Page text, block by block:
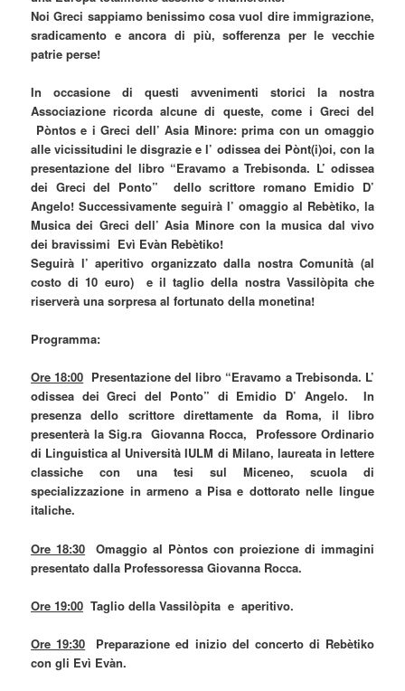
Noi Greci sappiamo benissimo cosa vuol dire immigrazione,
sradicamento e ancora di più, sofferenza per le vecchie
patrie perse!
In occasione di questi avvenimenti storici la nostra
Associazione ricorda alcune di queste, come i Greci del
Pòntos e i Greci dell’ Asia Minore: prima con un omaggio
alle vicissitudini le disgrazie e l’ odissea dei Pònt(i)oi, con la
presentazione del libro “Eravamo a Trebisonda. L’ odissea
dei Greci del Ponto” dello scrittore romano Emidio D’
Angelo! Successivamente seguirà l’ omaggio al Rebètiko, la
Musica dei Greci dell’ Asia Minore con la musica dal vivo
dei bravissimi Evì Evàn Rebètiko!
Seguirà l’ aperitivo organizzato dalla nostra Comunità (al
costo di 10 euro) e il taglio della nostra Vassilòpita che
riserverà una sorpresa al fortunato della monetina!
Programma:
Ore 18:00 Presentazione del libro “Eravamo a Trebisonda. L’
odissea dei Greci del Ponto” di Emidio D’ Angelo. In
presenza dello scrittore direttamente da Roma, il libro
presenterà la Sig.ra Giovanna Rocca, Professore Ordinario
di Linguistica al Università IULM di Milano, laureata in lettere
classiche con una tesi sul Miceneo, scuola di
specializzazione in armeno a Pisa e dottorato nelle lingue
italiche.
Ore 18:30 Omaggio al Pòntos con proiezione di immagini
presentato dalla Professoressa Giovanna Rocca.
Ore 19:00 Taglio della Vassilòpita e aperitivo.
Ore 19:30 Preparazione ed inizio del concerto di Rebètiko
con gli Evì Evàn.